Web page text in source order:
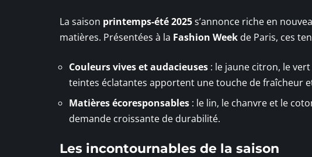
La saison printemps-été 2025s’annonce riche en
matières. Présentées à la Fashion Week de Paris, ces
Couleurs vives et audacieuses : le jaune citron, le
teintes éclatantes apportent une touche de fraîcheur
Matières écoresponsables : le lin, le chanvre et le
demande croissante de durabilité.
Les incontournables de la saison